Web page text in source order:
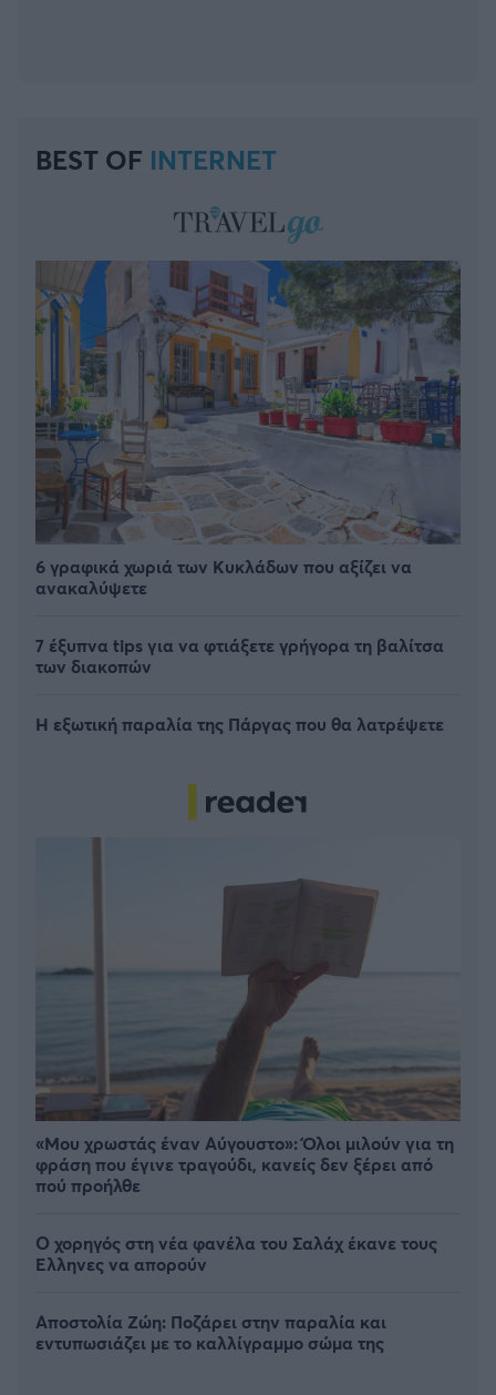
BEST OF INTERNET
6 γραφικά χωριά των Κυκλάδων που αξίζει να
ανακαλύψετε
7 έξυπνα tips για να φτιάξετε γρήγορα τη βαλίτσα
των διακοπών
Η εξωτική παραλία της Πάργας που θα λατρέψετε
«Μου χρωστάς έναν Αύγουστο»: Όλοι μιλούν για τη
φράση που έγινε τραγούδι, κανείς δεν ξέρει από
πού προήλθε
Ο χορηγός στη νέα φανέλα του Σαλάχ έκανε τους
Έλληνες να απορούν
Αποστολία Ζώη: Ποζάρει στην παραλία και
εντυπωσιάζει με το καλλίγραμμο σώμα της